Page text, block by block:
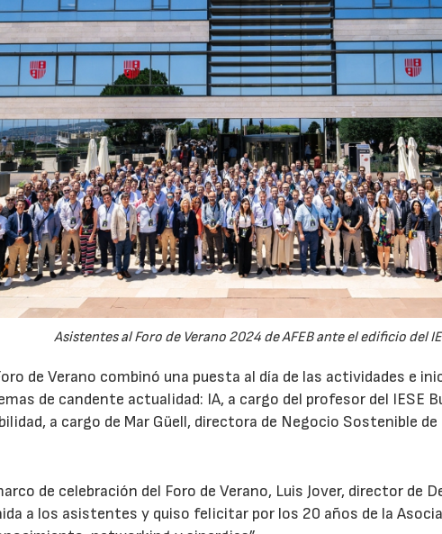
Asistentes al Foro de Verano 2024 de AFEB ante el edificio del
de Verano combinó una puesta al día de las actividades e
de candente actualidad: IA, a cargo del profesor del IESE
a cargo de Mar Güell, directora de Negocio Sostenible de
de celebración del Foro de Verano, Luis Jover, director de
a los asistentes y quiso felicitar por los 20 años de la